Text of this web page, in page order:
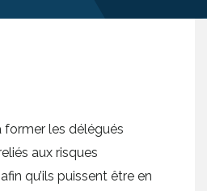
les délégués
aux risques
qu’ils puissent être en